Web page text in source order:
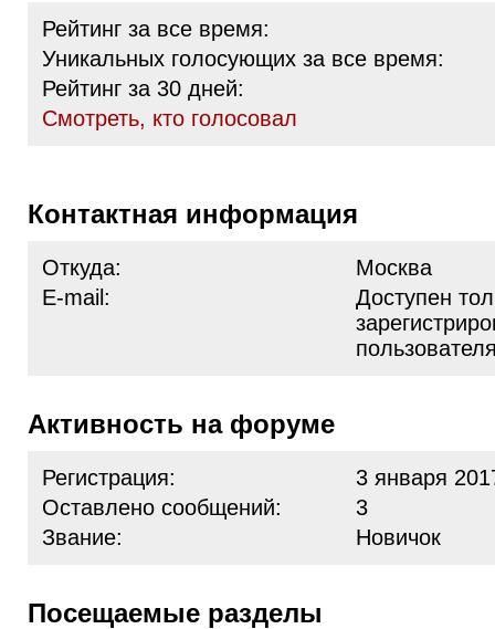
Рейтинг за все время:
Уникальных голосующих за все время:
Рейтинг за 30 дней:
Cмотреть, кто голосовал
Контактная информация
Откуда:
Москва
E-mail:
Доступен
Активность на форуме
Регистрация:
3 января
Оставлено сообщений:
3
Звание:
Новичок
Посещаемые разделы